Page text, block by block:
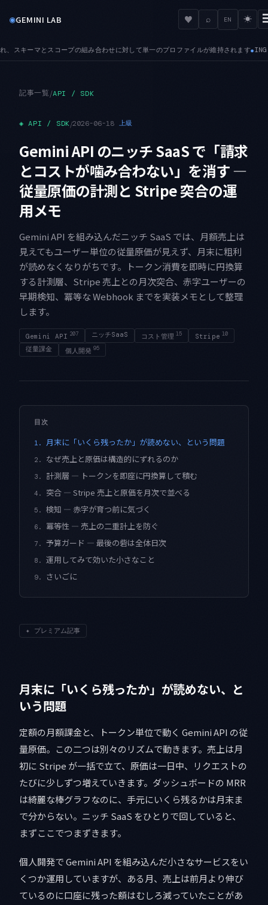
◉GEMINI LAB ♥ ⌕ EN ☀
対して単一のプロファイルが維持されます●INGEST — IngestEvents API が GA に
記事一覧/API / SDK
◈ API / SDK/2026-06-18 上級
Gemini API のニッチ SaaS で「請求
とコストが噛み合わない」を消す —
従量原価の計測と Stripe 突合の運
用メモ
Gemini API を組み込んだニッチ SaaS では、月額売上は
見えてもユーザー単位の従量原価が見えず、月末に粗利
が読めなくなりがちです。トークン消費を即時に円換算
する計測層、Stripe 売上との月次突合、赤字ユーザーの
早期検知、冪等な Webhook までを実装メモとして整理
します。
Gemini API 207 ニッチSaaS コスト管理 15 Stripe 10
従量課金 個人開発 95
目次
1. 月末に「いくら残ったか」が読めない、という問題
2. なぜ売上と原価は構造的にずれるのか
3. 計測層 — トークンを即座に円換算して積む
4. 突合 — Stripe 売上と原価を月次で並べる
5. 検知 — 赤字が育つ前に気づく
6. 冪等性 — 売上の二重計上を防ぐ
7. 予算ガード — 最後の砦は全体日次
8. 運用してみて効いた小さなこと
9. さいごに
✦ プレミアム記事
月末に「いくら残ったか」が読めない、と
いう問題
定額の月額課金と、トークン単位で動く Gemini API の従
量原価。この二つは別々のリズムで動きます。売上は月
初に Stripe が一括で立て、原価は一日中、リクエストの
たびに少しずつ増えていきます。ダッシュボードの MRR
は綺麗な棒グラフなのに、手元にいくら残るかは月末ま
で分からない。ニッチ SaaS をひとりで回していると、
まずここでつまずきます。
個人開発で Gemini API を組み込んだ小さなサービスをい
くつか運用していますが、ある月、売上は前月より伸び
ているのに口座に残った額はむしろ減っていたことがあ